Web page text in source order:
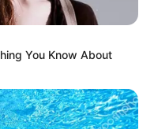
You Know About